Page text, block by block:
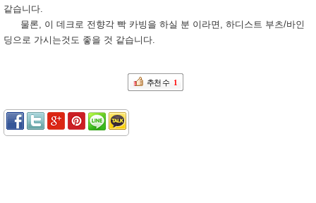
같습니다.
물론, 이 데크로 전향각 빡 카빙을 하실 분 이라면, 하디스트 부츠/바인
딩으로 가시는것도 좋을 것 같습니다.
추천 수 1